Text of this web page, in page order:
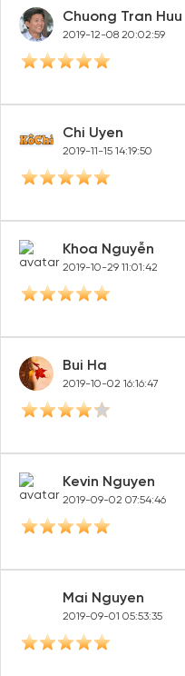
Chuong Tran Huu
2019-12-08 20:02:59
Chi Uyen
2019-11-15 14:19:50
Khoa Nguyễn
2019-10-29 11:01:42
Bui Ha
2019-10-02 16:16:47
Kevin Nguyen
2019-09-02 07:54:46
Mai Nguyen
2019-09-01 05:53:35